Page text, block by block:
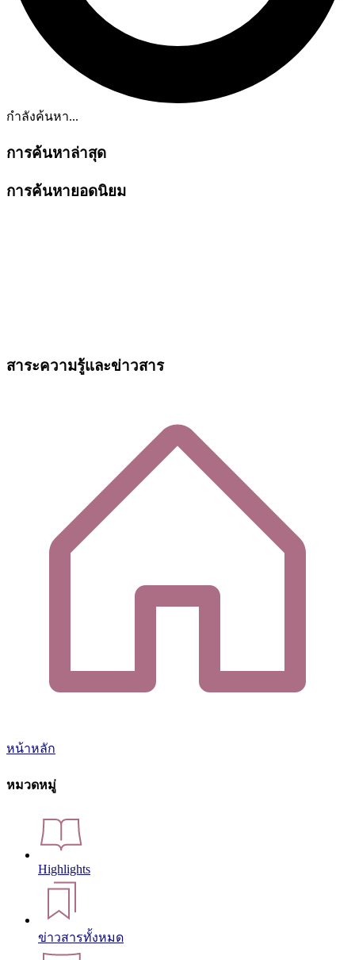
กำลังค้นหา...
การค้นหาล่าสุด
การค้นหายอดนิยม
สาระความรู้และข่าวสาร
หน้าหลัก
หมวดหมู่
Highlights
ข่าวสารทั้งหมด